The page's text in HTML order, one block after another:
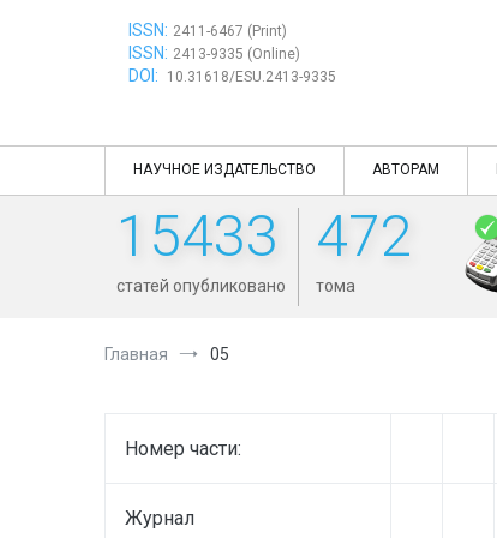
ISSN: 2411-6467 (Print)
ISSN: 2413-9335 (Online)
DOI: 10.31618/ESU.2413-9335
НАУЧНОЕ ИЗДАТЕЛЬСТВО АВТОРАМ
15433
статей опубликовано
472
тома
Главная 05
Номер части:
Журнал